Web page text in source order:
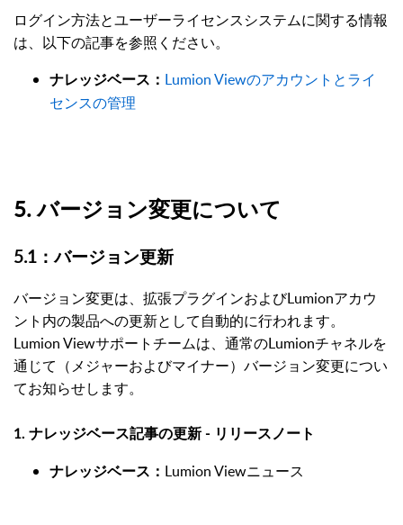
ログイン方法とユーザーライセンスシステムに関する情報
は、以下の記事を参照ください。
ナレッジベース： Lumion Viewのアカウントとライ
センスの管理
5. バージョン変更について
5.1：バージョン更新
バージョン変更は、拡張プラグインおよびLumionアカウ
ント内の製品への更新として自動的に行われます。
Lumion Viewサポートチームは、通常のLumionチャネルを
通じて（メジャーおよびマイナー）バージョン変更につい
てお知らせします。
1. ナレッジベース記事の更新 - リリースノート
ナレッジベース： Lumion Viewニュース